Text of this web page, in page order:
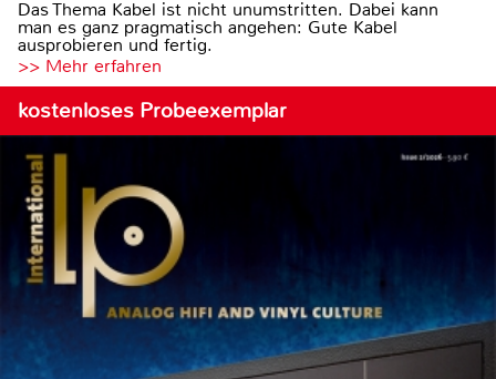
Das Thema Kabel ist nicht unumstritten. Dabei kann
man es ganz pragmatisch angehen: Gute Kabel
ausprobieren und fertig.
>> Mehr erfahren
kostenloses Probeexemplar